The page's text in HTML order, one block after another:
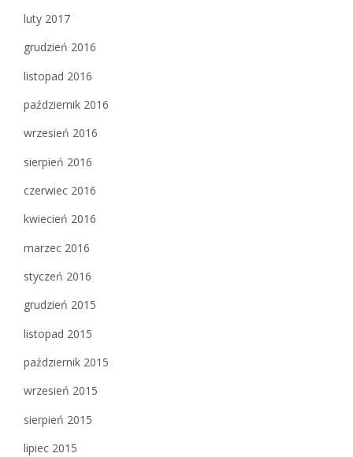
luty 2017
grudzień 2016
listopad 2016
październik 2016
wrzesień 2016
sierpień 2016
czerwiec 2016
kwiecień 2016
marzec 2016
styczeń 2016
grudzień 2015
listopad 2015
październik 2015
wrzesień 2015
sierpień 2015
lipiec 2015